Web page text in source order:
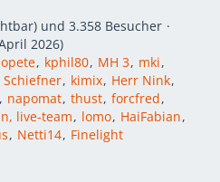
und 3.358 Besucher
2026)
kphil80 MH 3 mki
Schiefner kimix Herr Nink
napomat thust forcfred
live-team lomo HaiFabian
Netti14 Finelight